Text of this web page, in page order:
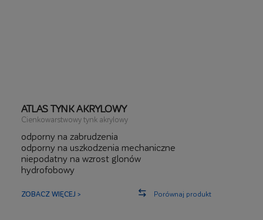
ATLAS TYNK AKRYLOWY
Cienkowarstwowy tynk akrylowy
odporny na zabrudzenia
odporny na uszkodzenia mechaniczne
niepodatny na wzrost glonów
hydrofobowy
ZOBACZ WIĘCEJ > Porównaj produkt